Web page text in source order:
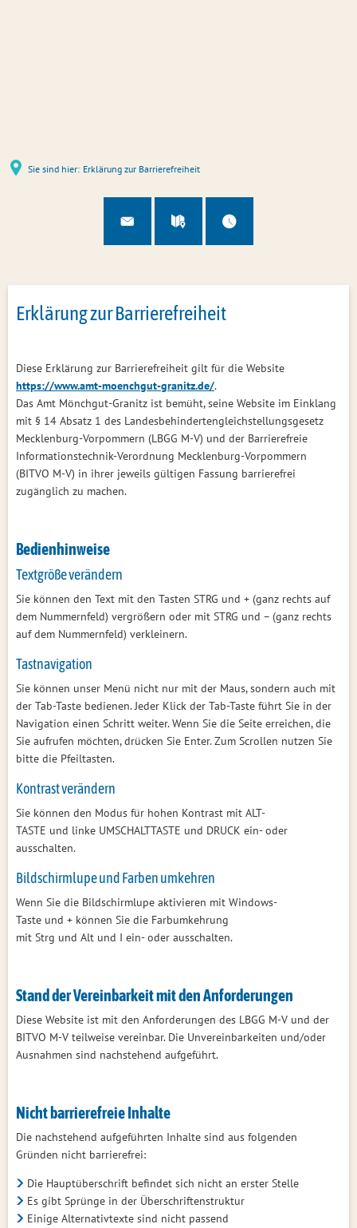
Sie sind hier: Erklärung zur Barrierefreiheit
Erklärung zur Barrierefreiheit
Diese Erklärung zur Barrierefreiheit gilt für die Website
https://www.amt-moenchgut-granitz.de/.
Das Amt Mönchgut-Granitz ist bemüht, seine Website im Einklang
mit § 14 Absatz 1 des Landesbehindertengleichstellungsgesetz
Mecklenburg-Vorpommern (LBGG M-V) und der Barrierefreie
Informationstechnik-Verordnung Mecklenburg-Vorpommern
(BITVO M-V) in ihrer jeweils gültigen Fassung barrierefrei
zugänglich zu machen.
Bedienhinweise
Textgröße verändern
Sie können den Text mit den Tasten STRG und + (ganz rechts auf
dem Nummernfeld) vergrößern oder mit STRG und – (ganz rechts
auf dem Nummernfeld) verkleinern.
Tastnavigation
Sie können unser Menü nicht nur mit der Maus, sondern auch mit
der Tab-Taste bedienen. Jeder Klick der Tab-Taste führt Sie in der
Navigation einen Schritt weiter. Wenn Sie die Seite erreichen, die
Sie aufrufen möchten, drücken Sie Enter. Zum Scrollen nutzen Sie
bitte die Pfeiltasten.
Kontrast verändern
Sie können den Modus für hohen Kontrast mit ALT-
TASTE und linke UMSCHALTTASTE und DRUCK ein- oder
ausschalten.
Bildschirmlupe und Farben umkehren
Wenn Sie die Bildschirmlupe aktivieren mit Windows-
Taste und + können Sie die Farbumkehrung
mit Strg und Alt und I ein- oder ausschalten.
Stand der Vereinbarkeit mit den Anforderungen
Diese Website ist mit den Anforderungen des LBGG M-V und der
BITVO M-V teilweise vereinbar. Die Unvereinbarkeiten und/oder
Ausnahmen sind nachstehend aufgeführt.
Nicht barrierefreie Inhalte
Die nachstehend aufgeführten Inhalte sind aus folgenden
Gründen nicht barrierefrei:
Die Hauptüberschrift befindet sich nicht an erster Stelle
Es gibt Sprünge in der Überschriftenstruktur
Einige Alternativtexte sind nicht passend